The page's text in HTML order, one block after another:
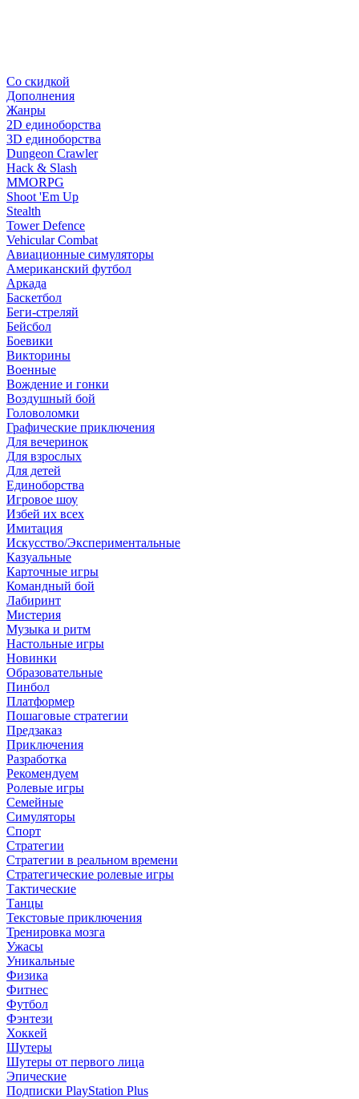
Со скидкой
Дополнения
Жанры
2D единоборства
3D единоборства
Dungeon Crawler
Hack & Slash
MMORPG
Shoot 'Em Up
Stealth
Tower Defence
Vehicular Combat
Авиационные симуляторы
Американский футбол
Аркада
Баскетбол
Беги-стреляй
Бейсбол
Боевики
Викторины
Военные
Вождение и гонки
Воздушный бой
Головоломки
Графические приключения
Для вечеринок
Для взрослых
Для детей
Единоборства
Игровое шоу
Избей их всех
Имитация
Искусство/Экспериментальные
Казуальные
Карточные игры
Командный бой
Лабиринт
Мистерия
Музыка и ритм
Настольные игры
Новинки
Образовательные
Пинбол
Платформер
Пошаговые стратегии
Предзаказ
Приключения
Разработка
Рекомендуем
Ролевые игры
Семейные
Симуляторы
Спорт
Стратегии
Стратегии в реальном времени
Стратегические ролевые игры
Тактические
Танцы
Текстовые приключения
Тренировка мозга
Ужасы
Уникальные
Физика
Фитнес
Футбол
Фэнтези
Хоккей
Шутеры
Шутеры от первого лица
Эпические
Подписки PlayStation Plus